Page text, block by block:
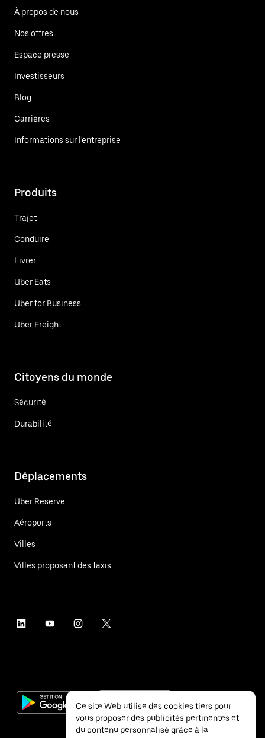
À propos de nous
Nos offres
Espace presse
Investisseurs
Blog
Carrières
Informations sur l'entreprise
Produits
Trajet
Conduire
Livrer
Uber Eats
Uber for Business
Uber Freight
Citoyens du monde
Sécurité
Durabilité
Déplacements
Uber Reserve
Aéroports
Villes
Villes proposant des taxis
Ce site Web utilise des cookies tiers pour
vous proposer des publicités pertinentes et
du contenu personnalisé grâce à la